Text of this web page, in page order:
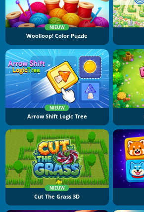
NIEUW
Woolloop! Color Puzzle
NIEUW
Arrow Shift Logic Tree
NIEUW
Cut The Grass 3D